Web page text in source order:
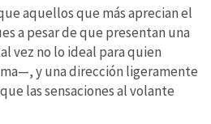
aquellos que más aprecian el
a pesar de que presentan una
vez no lo ideal para quien
y una dirección ligeramente
las sensaciones al volante